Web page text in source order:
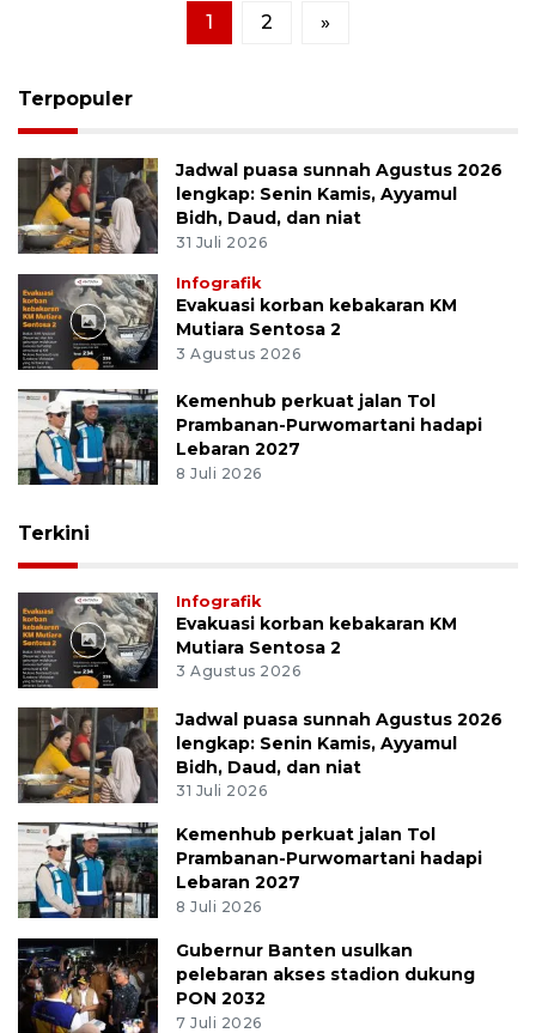
1 2 »
Terpopuler
Jadwal puasa sunnah Agustus 2026
lengkap: Senin Kamis, Ayyamul
Bidh, Daud, dan niat
31 Juli 2026
Infografik
Evakuasi korban kebakaran KM
Mutiara Sentosa 2
3 Agustus 2026
Kemenhub perkuat jalan Tol
Prambanan-Purwomartani hadapi
Lebaran 2027
8 Juli 2026
Terkini
Infografik
Evakuasi korban kebakaran KM
Mutiara Sentosa 2
3 Agustus 2026
Jadwal puasa sunnah Agustus 2026
lengkap: Senin Kamis, Ayyamul
Bidh, Daud, dan niat
31 Juli 2026
Kemenhub perkuat jalan Tol
Prambanan-Purwomartani hadapi
Lebaran 2027
8 Juli 2026
Gubernur Banten usulkan
pelebaran akses stadion dukung
PON 2032
7 Juli 2026